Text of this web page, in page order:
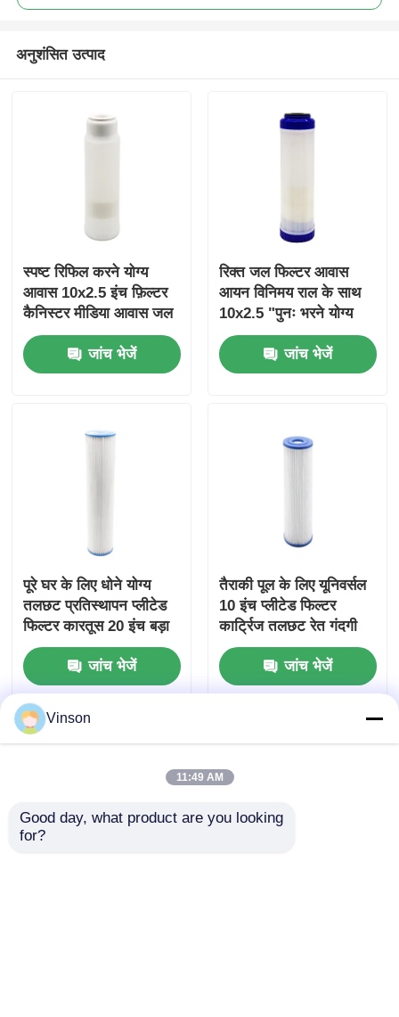
अनुशंसित उत्पाद
स्पष्ट रिफिल करने योग्य
आवास 10x2.5 इंच फ़िल्टर
कैनिस्टर मीडिया आवास जल
फ़िल्टर के लिए
जांच भेजें
रिक्त जल फिल्टर आवास
आयन विनिमय राल के साथ
10x2.5 "पुनः भरने योग्य
आवास
जांच भेजें
पूरे घर के लिए धोने योग्य
तलछट प्रतिस्थापन प्लीटेड
फिल्टर कारतूस 20 इंच बड़ा
नीला आवास
जांच भेजें
तैराकी पूल के लिए यूनिवर्सल
10 इंच प्लीटेड फिल्टर
कार्ट्रिज तलछट रेत गंदगी
जंग को कम करता है
जांच भेजें
Vinson
11:49 AM
Good day, what product are you looking
for?